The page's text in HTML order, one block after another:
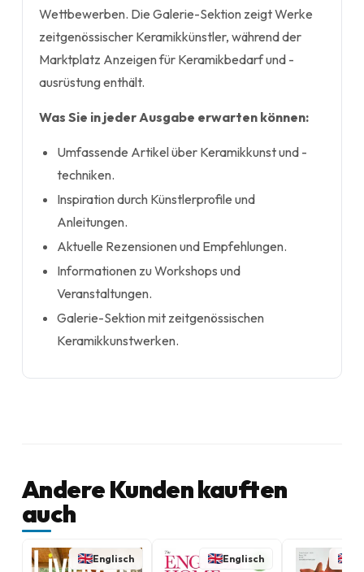
Wettbewerben. Die Galerie-Sektion zeigt Werke
zeitgenössischer Keramikkünstler, während der
Marktplatz Anzeigen für Keramikbedarf und -
ausrüstung enthält.
Was Sie in jeder Ausgabe erwarten können:
Umfassende Artikel über Keramikkunst und -
techniken.
Inspiration durch Künstlerprofile und
Anleitungen.
Aktuelle Rezensionen und Empfehlungen.
Informationen zu Workshops und
Veranstaltungen.
Galerie-Sektion mit zeitgenössischen
Keramikkunstwerken.
Andere Kunden kauften
auch
Englisch Englisch